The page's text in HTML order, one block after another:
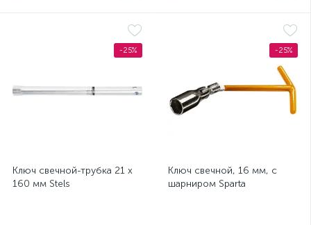
-25%
Ключ свечной-трубка 21 х
160 мм Stels
-25%
Ключ свечной, 16 мм, с
шарниром Sparta